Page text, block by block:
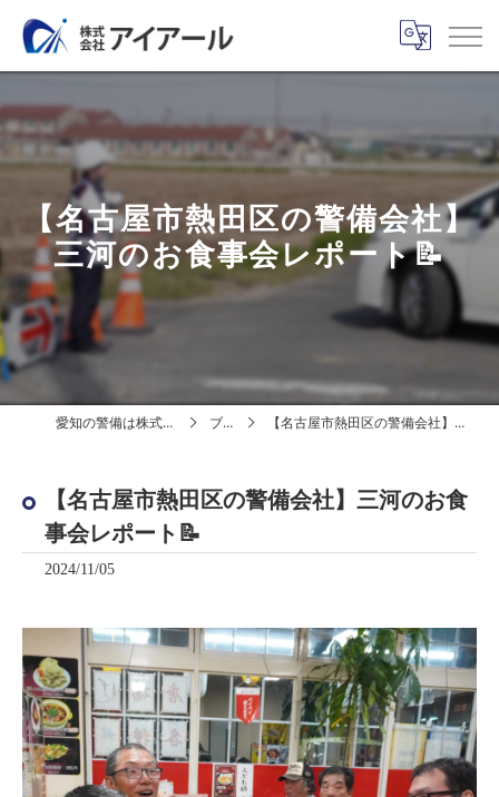
【名古屋市熱田区の警備会社】
三河のお食事会レポート📝
愛知の警備は株式会社アイアール ブログ 【名古屋市熱田区の警備会社】三河のお食事会レポート📝
【名古屋市熱田区の警備会社】三河のお食
事会レポート📝
2024/11/05